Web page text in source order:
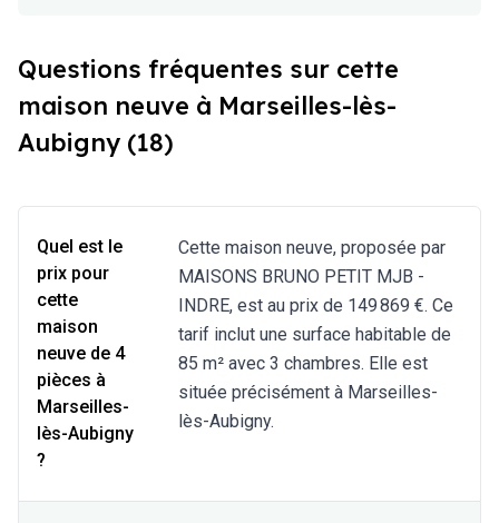
Questions fréquentes sur cette
maison neuve à Marseilles-lès-
Aubigny (18)
Quel est le
prix pour
cette
maison
neuve de 4
pièces à
Marseilles-
lès-Aubigny
?
Cette maison neuve, proposée par
MAISONS BRUNO PETIT MJB -
INDRE, est au prix de 149 869 €. Ce
tarif inclut une surface habitable de
85 m² avec 3 chambres. Elle est
située précisément à Marseilles-
lès-Aubigny.